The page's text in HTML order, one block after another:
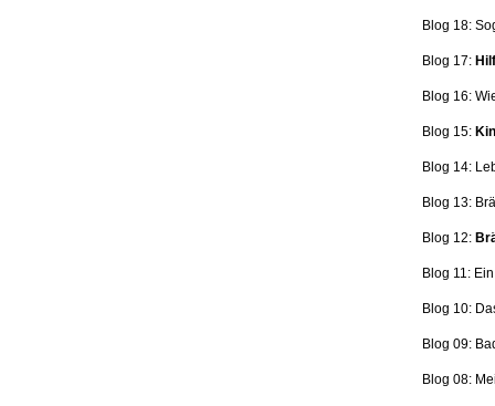
Blog 18:
Blog 17:
Blog 16:
Blog 15:
Blog 14:
Blog 13:
Blog 12:
Blog 11:
Blog 10:
Blog 09:
Blog 08: